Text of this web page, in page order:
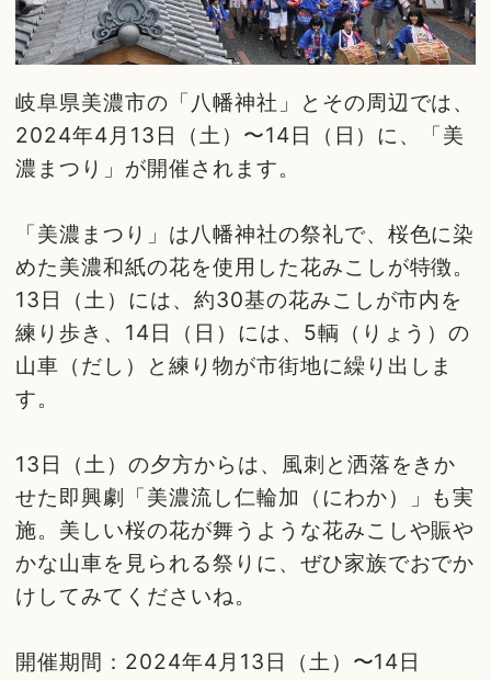
岐阜県美濃市の「八幡神社」とその周辺では、
2024年4月13日（土）〜14日（日）に、「美
濃まつり」が開催されます。
「美濃まつり」は八幡神社の祭礼で、桜色に染
めた美濃和紙の花を使用した花みこしが特徴。
13日（土）には、約30基の花みこしが市内を
練り歩き、14日（日）には、5輌（りょう）の
山車（だし）と練り物が市街地に繰り出しま
す。
13日（土）の夕方からは、風刺と洒落をきか
せた即興劇「美濃流し仁輪加（にわか）」も実
施。美しい桜の花が舞うような花みこしや賑や
かな山車を見られる祭りに、ぜひ家族でおでか
けしてみてくださいね。
開催期間：2024年4月13日（土）〜14日